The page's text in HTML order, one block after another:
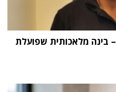
"העתיד הוא Physical AI – בינה מלאכותית שפועלת